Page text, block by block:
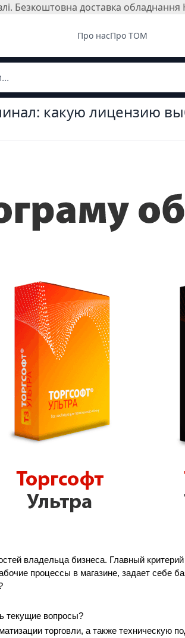
Безкоштовна доставка
Про насПро ТОМ
какую лицензию
владельца бизнеса. Главный
процессы в магазине, задает себе
текущие вопросы?
торговли, а также